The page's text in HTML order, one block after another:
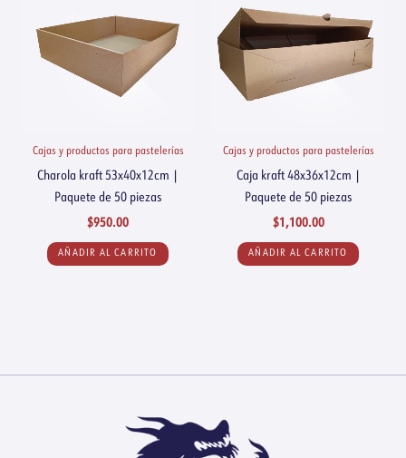
Cajas y productos para pastelerías
Charola kraft 53x40x12cm |
Paquete de 50 piezas
$950.00
AÑADIR AL CARRITO
Cajas y productos para pastelerías
Caja kraft 48x36x12cm |
Paquete de 50 piezas
$1,100.00
AÑADIR AL CARRITO